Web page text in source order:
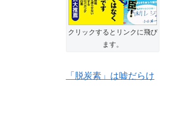
クリックするとリンクに飛び
ます。
「脱炭素」は嘘だらけ